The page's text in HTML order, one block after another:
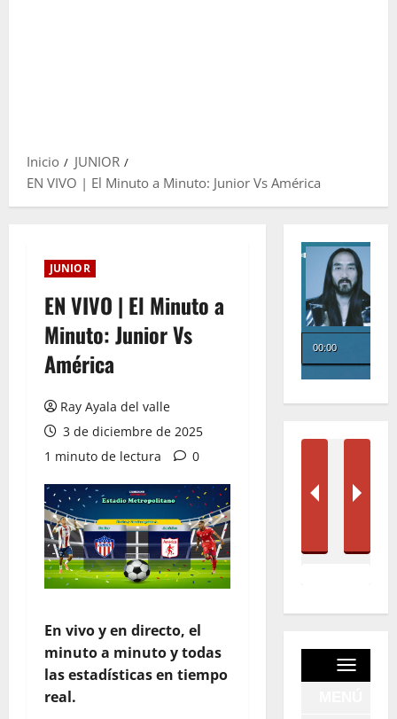
Inicio
JUNIOR
EN VIVO | El Minuto a Minuto: Junior Vs América
JUNIOR
EN VIVO | El Minuto a
Minuto: Junior Vs
América
Ray Ayala del valle
3 de diciembre de 2025
1 minuto de lectura
0
En vivo y en directo, el
minuto a minuto y todas
las estadísticas en tiempo
real.